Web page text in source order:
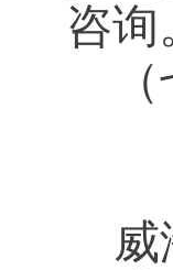
咨询